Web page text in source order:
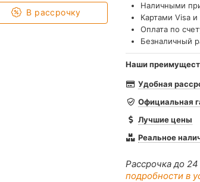
В рассрочку
Наличными
Картами Visa
Оплата по
Безналичный
Наши
Удобная
Официальная
Лучшие цены
Реальное
Рассрочка до
подробности в